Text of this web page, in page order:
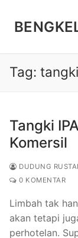
Tag:
Tangki
Komersil
DUDUNG
0 KOMENTAR
Limbah tak
akan tetapi
perhotelan.